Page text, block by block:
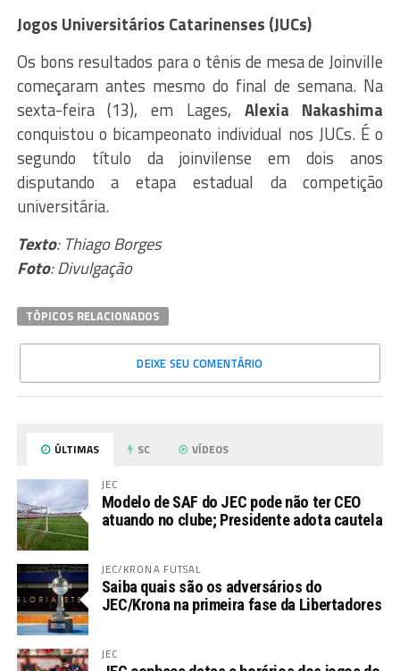
Jogos Universitários Catarinenses (JUCs)
Os bons resultados para o tênis de mesa de Joinville
começaram antes mesmo do final de semana. Na
sexta-feira (13), em Lages, Alexia Nakashima
conquistou o bicampeonato individual nos JUCs. É o
segundo título da joinvilense em dois anos
disputando a etapa estadual da competição
universitária.
Texto: Thiago Borges
Foto: Divulgação
TÓPICOS RELACIONADOS
DEIXE SEU COMENTÁRIO
ÚLTIMAS SC VÍDEOS
JEC
Modelo de SAF do JEC pode não ter CEO
atuando no clube; Presidente adota cautela
JEC/KRONA FUTSAL
Saiba quais são os adversários do
JEC/Krona na primeira fase da Libertadores
JEC